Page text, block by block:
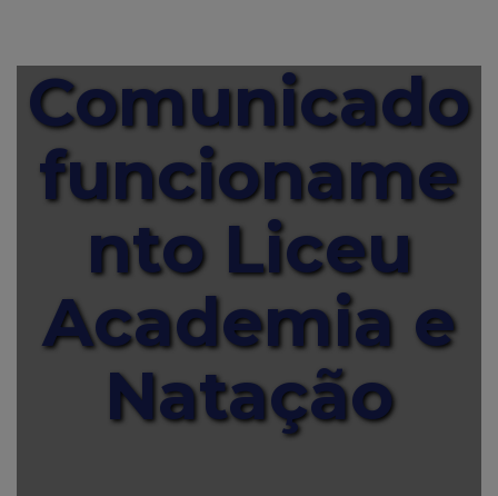
Comunicado
funcioname
nto Liceu
Academia e
Natação